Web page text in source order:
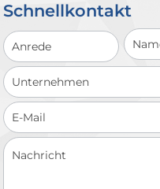
Schnellkontakt
Schnellkontakt